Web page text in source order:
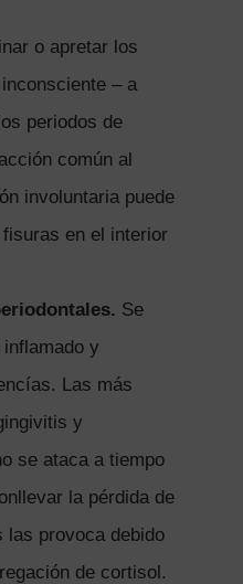
o apretar los
– a
periodos de
común al
involuntaria puede
en el interior
Se
y
Las más
y
se ataca a tiempo
la pérdida de
las provoca debido
de cortisol.